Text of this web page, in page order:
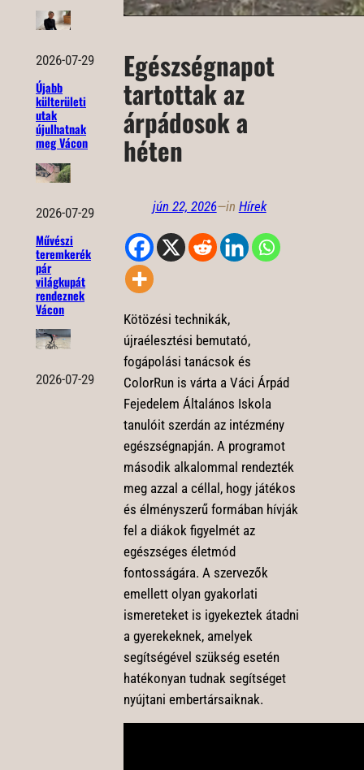
2026-07-29
Újabb
külterületi
utak
újulhatnak
meg Vácon
2026-07-29
Művészi
teremkerék
pár
világkupát
rendeznek
Vácon
2026-07-29
Egészségnapot
tartottak az
árpádosok a
héten
jún 22, 2026—in Hírek
Kötözési technikák,
újraélesztési bemutató,
fogápolási tanácsok és
ColorRun is várta a Váci Árpád
Fejedelem Általános Iskola
tanulóit szerdán az intézmény
egészségnapján. A programot
második alkalommal rendezték
meg azzal a céllal, hogy játékos
és élményszerű formában hívják
fel a diákok figyelmét az
egészséges életmód
fontosságára. A szervezők
emellett olyan gyakorlati
ismereteket is igyekeztek átadni
a gyerekeknek, amelyek
segítségével szükség esetén
hatékonyan tudnak segítséget
nyújtani embertársaiknak.